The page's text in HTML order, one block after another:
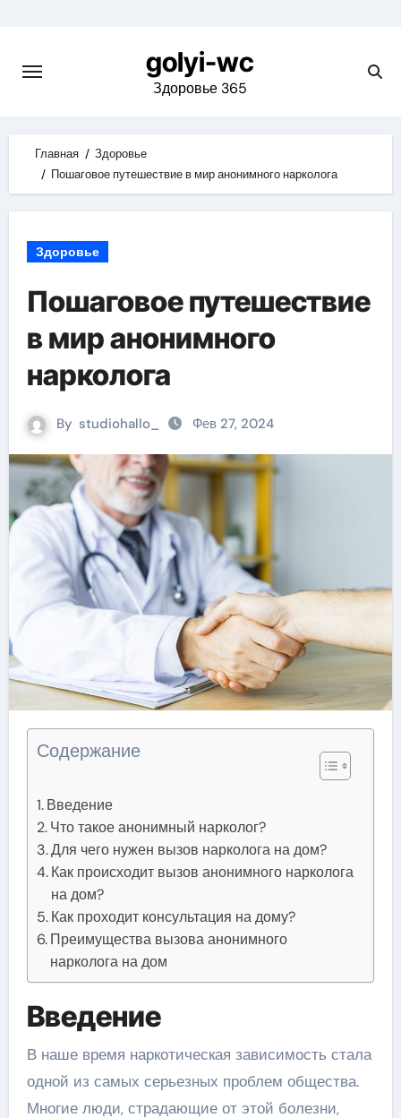
content
golyi-wc
Здоровье 365
Главная
Здоровье
Пошаговое путешествие в мир анонимного нарколога
Здоровье
Пошаговое путешествие
в мир анонимного
нарколога
By studiohallo_ Фев 27, 2024
Содержание
Введение
Что такое анонимный нарколог?
Для чего нужен вызов нарколога на дом?
Как происходит вызов анонимного нарколога
на дом?
Как проходит консультация на дому?
Преимущества вызова анонимного
нарколога на дом
Введение
В наше время наркотическая зависимость стала
одной из самых серьезных проблем общества.
Многие люди, страдающие от этой болезни,